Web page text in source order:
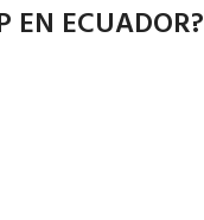
EN ECUADOR?